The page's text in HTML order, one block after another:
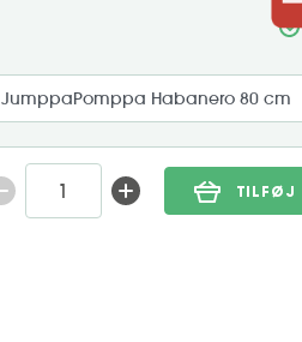
TILFØJ